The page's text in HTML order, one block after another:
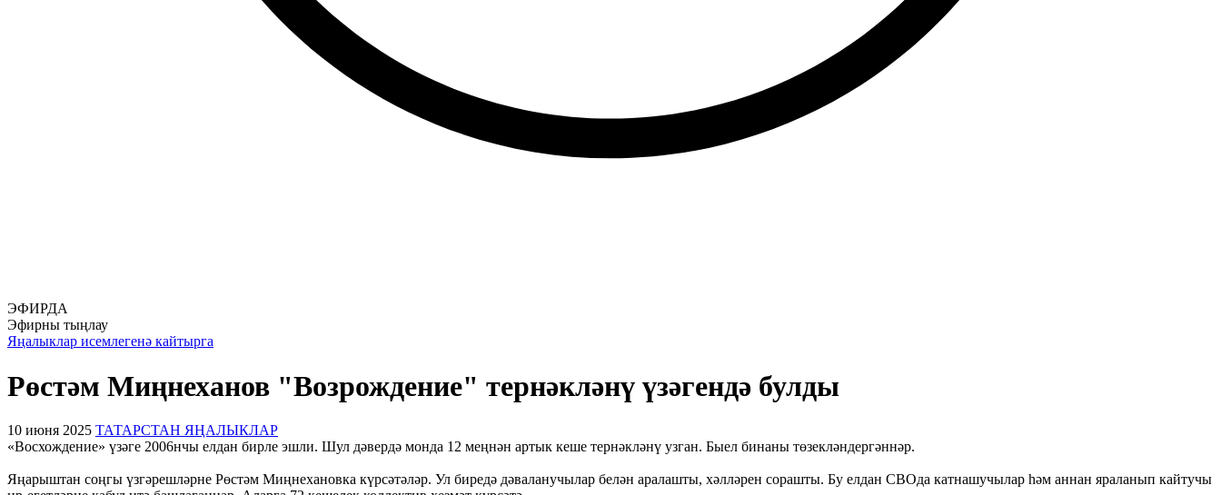
ЭФИРДА
Эфирны тыңлау
Яңалыклар исемлегенә кайтырга
Рөстәм Миңнеханов "Возрождение" тернәкләнү үзәгендә булды
10 июня 2025 ТАТАРСТАН ЯҢАЛЫКЛАР
«Восхождение» үзәге 2006нчы елдан бирле эшли. Шул дәвердә монда 12 меңнән артык кеше тернәкләнү узган. Быел бинаны төзекләндергәннәр.
Яңарыштан соңгы үзгәрешләрне Рөстәм Миңнехановка күрсәтәләр. Ул биредә дәваланучылар белән аралашты, хәлләрен сорашты. Бу елдан СВОда катнашучылар һәм аннан яраланып кайтучы